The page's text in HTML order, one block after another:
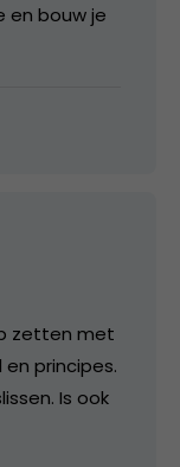
en bouw je
zetten met
principes.
Is ook